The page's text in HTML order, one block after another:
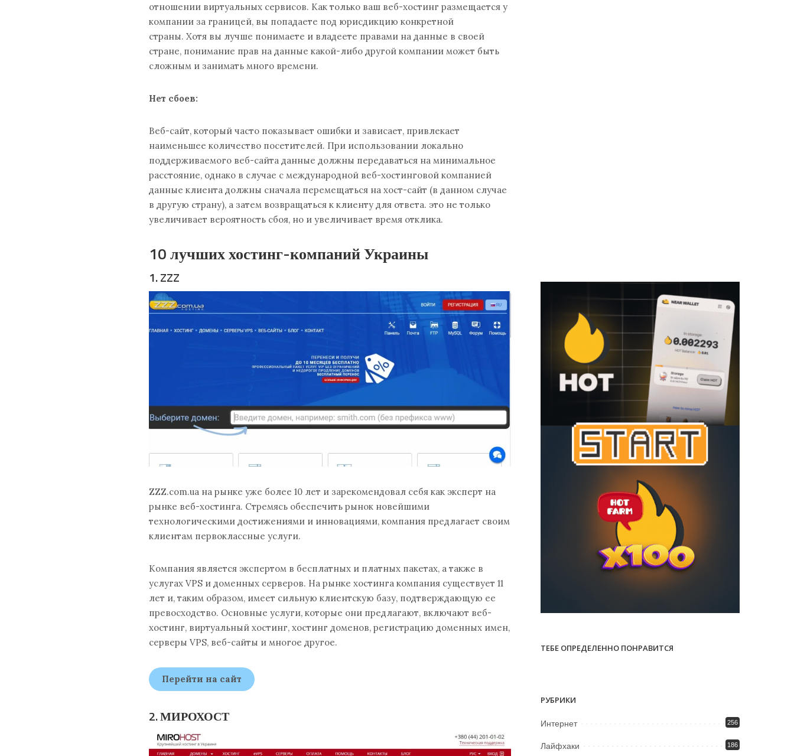
отношении виртуальных сервисов. Как только ваш веб-хостинг размещается у
компании за границей, вы попадаете под юрисдикцию конкретной
страны. Хотя вы лучше понимаете и владеете правами на данные в своей
стране, понимание прав на данные какой-либо другой компании может быть
сложным и занимать много времени.
Нет сбоев:
Веб-сайт, который часто показывает ошибки и зависает, привлекает
наименьшее количество посетителей. При использовании локально
поддерживаемого веб-сайта данные должны передаваться на минимальное
расстояние, однако в случае с международной веб-хостинговой компанией
данные клиента должны сначала перемещаться на хост-сайт (в данном случае
в другую страну), а затем возвращаться к клиенту для ответа. это не только
увеличивает вероятность сбоя, но и увеличивает время отклика.
10 лучших хостинг-компаний Украины
1. ZZZ
ZZZ.com.ua на рынке уже более 10 лет и зарекомендовал себя как эксперт на
рынке веб-хостинга. Стремясь обеспечить рынок новейшими
технологическими достижениями и инновациями, компания предлагает своим
клиентам первоклассные услуги.
Компания является экспертом в бесплатных и платных пакетах, а также в
услугах VPS и доменных серверов. На рынке хостинга компания существует 11
лет и, таким образом, имеет сильную клиентскую базу, подтверждающую ее
превосходство. Основные услуги, которые они предлагают, включают веб-
хостинг, виртуальный хостинг, хостинг доменов, регистрацию доменных имен,
серверы VPS, веб-сайты и многое другое.
Перейти на сайт
2. МИРОХОСТ
ТЕБЕ ОПРЕДЕЛЕННО ПОНРАВИТСЯ
РУБРИКИ
Интернет 256
Лайфхаки 186